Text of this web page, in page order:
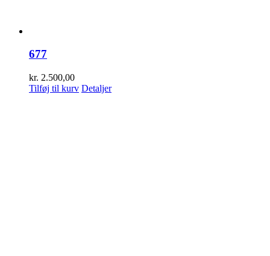
677
kr. 2.500,00
Tilføj til kurv Detaljer